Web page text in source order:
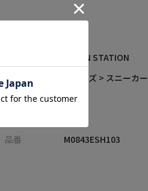
アイテム詳細
UNION STATION
カテゴリ
シューズ > スニーカー
サイズ
M L
品番
M0843ESH103